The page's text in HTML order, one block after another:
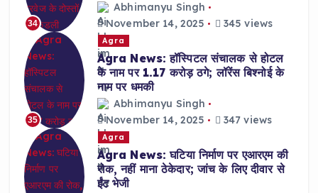
34
Abhimanyu Singh
November 14, 2025
345 views
35
Agra
Agra News: हॉस्पिटल संचालक से होटल
के नाम पर 1.17 करोड़ ठगे; लॉरेंस बिश्नोई के
नाम पर धमकी
Abhimanyu Singh
November 14, 2025
347 views
Agra
Agra News: घटिया निर्माण पर एआरएम की
रोक, नहीं माना ठेकेदार; जांच के लिए दीवार से
ईंट भेजी